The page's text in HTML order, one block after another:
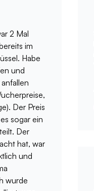
2 Mal
im
Habe
und
Der Preis
sogar ein
Der
hat, war
und
wurde